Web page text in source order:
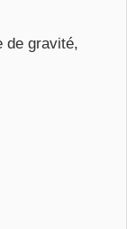
de gravité,